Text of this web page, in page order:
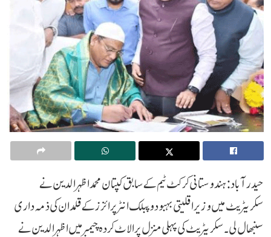
حیدرآباد :ہندوستانی کرکٹ ٹیم کے سابق کپتان محمد اظہرالدین نے
سکریٹریٹ میں وزیر اقلیتی بہبود و پبلک انٹرپرائزز کے قلمدان کی ذمہ داری
سنبھال لی۔ سکریٹریٹ کی پہلی منزل پر الاٹ کردہ چیمبر میں اظہرالدین نے